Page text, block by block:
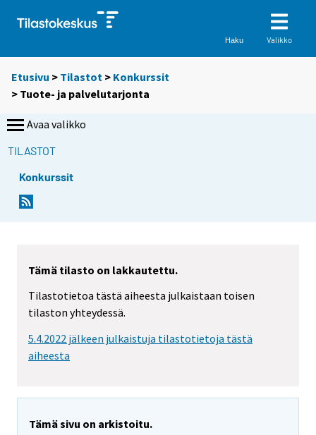
Haku Valikko
Etusivu > Tilastot > Konkurssit
> Tuote- ja palvelutarjonta
Avaa valikko
TILASTOT
Konkurssit
Tämä tilasto on lakkautettu.
Tilastotietoa tästä aiheesta julkaistaan toisen
tilaston yhteydessä.
5.4.2022 jälkeen julkaistuja tilastotietoja tästä
aiheesta
Tämä sivu on arkistoitu.